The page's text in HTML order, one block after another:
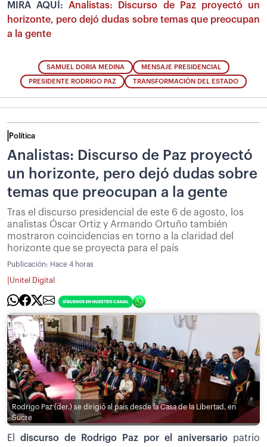
MIRA AQUÍ:Analistas: Discurso de Paz proyectó un
horizonte, pero dejó dudas sobre temas que preocupan
a la gente
SAMUEL DORIA MEDINA MENSAJE PRESIDENCIAL
PRESIDENTE RODRIGO PAZ TRANSFORMACIÓN DEL ESTADO
Política
Analistas: Discurso de Paz proyectó
un horizonte, pero dejó dudas sobre
temas que preocupan a la gente
Tras el discurso presidencial de este 6 de agosto, los
analistas Óscar Ortiz y Armando Ortuño también
mostraron coincidencias en torno a la claridad del
horizonte que se proyecta para el país
Publicación: Hace 4 horas
Unitel Digital
Rodrigo Paz (der.) se dirigió al país desde la Casa de la Libertad, en
Sucre
El discurso de Rodrigo Paz por el aniversario patrio